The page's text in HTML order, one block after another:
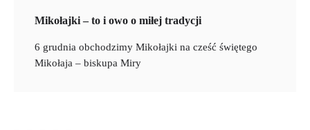
Mikołajki – to i owo o miłej tradycji
6 grudnia obchodzimy Mikołajki na cześć świętego
Mikołaja – biskupa Miry